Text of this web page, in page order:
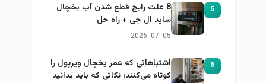
5
8 علت رایج قطع شدن آب یخچال
ساید ال جی + راه حل
2026-07-05
6
اشتباهاتی که عمر یخچال ویرپول را
کوتاه می‌کنند؛ نکاتی که باید بدانید